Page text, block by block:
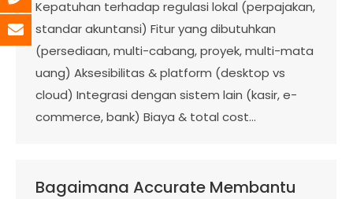
Kepatuhan terhadap regulasi lokal (perpajakan,
standar akuntansi) Fitur yang dibutuhkan
(persediaan, multi-cabang, proyek, multi-mata
uang) Aksesibilitas & platform (desktop vs
cloud) Integrasi dengan sistem lain (kasir, e-
commerce, bank) Biaya & total cost…
Bagaimana Accurate Membantu